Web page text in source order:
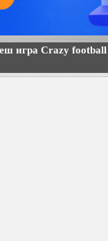
игра Crazy football